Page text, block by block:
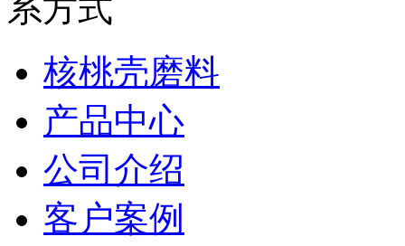
核桃壳磨料
产品中心
公司介绍
客户案例